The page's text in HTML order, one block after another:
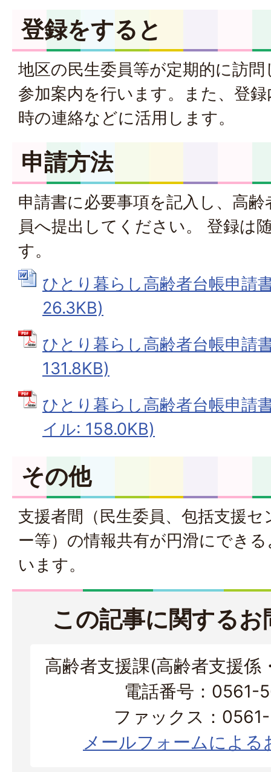
登録をすると
地区の民生委員等が定期的に訪
参加案内を行います。また、登
時の連絡などに活用します。
申請方法
申請書に必要事項を記入し、高
員へ提出してください。 登録は
す。
ひとり暮らし高齢者台帳申請
26.3KB)
ひとり暮らし高齢者台帳申請
131.8KB)
ひとり暮らし高齢者台帳申請
イル: 158.0KB)
その他
支援者間（民生委員、包括支援
ー等）の情報共有が円滑にでき
います。
この記事に関する
高齢者支援課(高齢者支援係
電話番号：0561-
ファックス：
メールフォームによる